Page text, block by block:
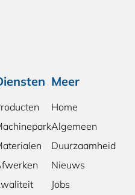
Meer
Home
Algemeen
Duurzaamheid
Nieuws
Jobs